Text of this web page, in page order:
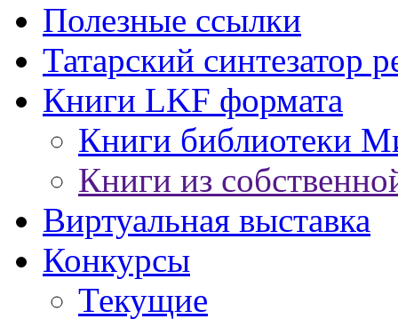
Полезные ссылки
Татарский синтезатор
Книги LKF формата
Книги библиотеки
Книги из
Виртуальная выставка
Конкурсы
Текущие